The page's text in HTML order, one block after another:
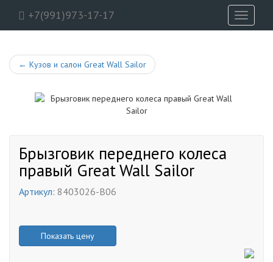
+7(991)973-17-17
Toggle
← Кузов и салон Great Wall Sailor
Брызговик переднего колеса
правый Great Wall Sailor
Артикул: 8403026-B06
Показать цену